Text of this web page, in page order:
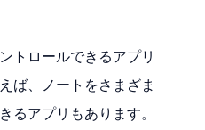
トロールできるアプリ
ば、ノートをさまざま
るアプリもあります。